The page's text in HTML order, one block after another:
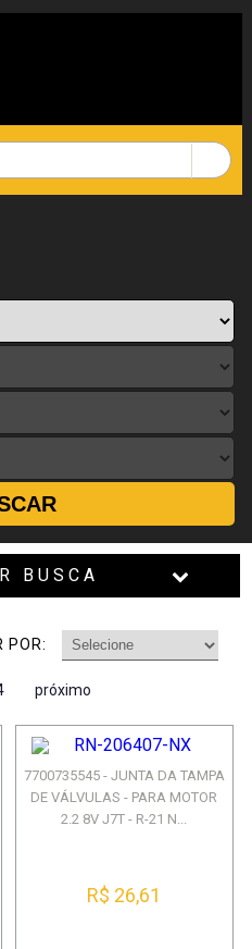
BUSCA
POR:
próximo
7700735545 - JUNTA DA TAMPA
DE VÁLVULAS - PARA MOTOR
2.2 8V J7T - R-21 N...
R$ 26,61